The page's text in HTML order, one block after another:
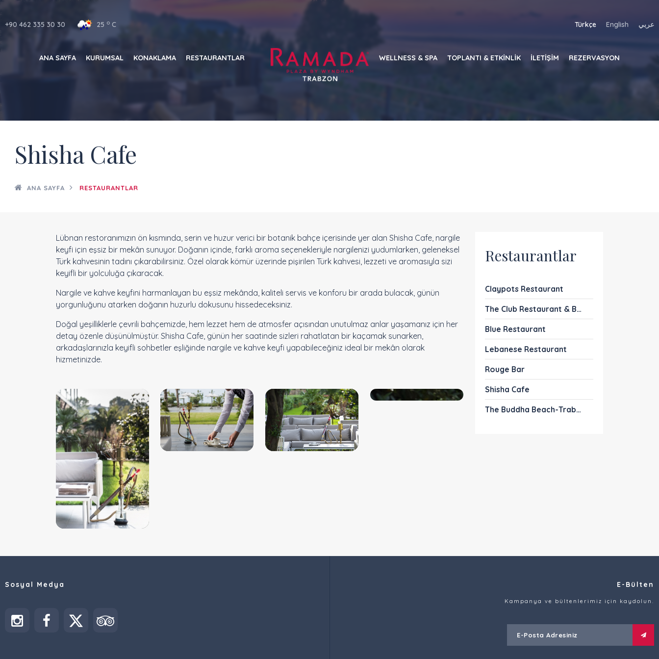
+90 462 335 30 30 25 o C Türkçe English عربي
ANA SAYFA KURUMSAL KONAKLAMA RESTAURANTLAR WELLNESS & SPA TOPLANTI & ETKİNLİK İLETİŞİM REZERVASYON
Shisha Cafe
ANA SAYFA RESTAURANTLAR
Lübnan restoranımızın ön kısmında, serin ve huzur verici bir botanik bahçe içerisinde yer alan Shisha Cafe, nargile
keyfi için eşsiz bir mekân sunuyor. Doğanın içinde, farklı aroma seçenekleriyle nargilenizi yudumlarken, geleneksel
Türk kahvesinin tadını çıkarabilirsiniz. Özel olarak kömür üzerinde pişirilen Türk kahvesi, lezzeti ve aromasıyla sizi
keyifli bir yolculuğa çıkaracak.
Nargile ve kahve keyfini harmanlayan bu eşsiz mekânda, kaliteli servis ve konforu bir arada bulacak, günün
yorgunluğunu atarken doğanın huzurlu dokusunu hissedeceksiniz.
Doğal yeşilliklerle çevrili bahçemizde, hem lezzet hem de atmosfer açısından unutulmaz anlar yaşamanız için her
detay özenle düşünülmüştür. Shisha Cafe, günün her saatinde sizleri rahatlatan bir kaçamak sunarken,
arkadaşlarınızla keyifli sohbetler eşliğinde nargile ve kahve keyfi yapabileceğiniz ideal bir mekân olarak
hizmetinizde.
Restaurantlar
Claypots Restaurant
The Club Restaurant & Bar
Blue Restaurant
Lebanese Restaurant
Rouge Bar
Shisha Cafe
The Buddha Beach-Trabzon
Sosyal Medya E-Bülten
Kampanya ve bültenlerimiz için kaydolun.